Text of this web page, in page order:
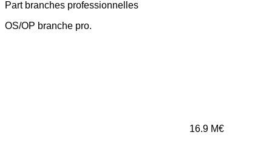
Part branches professionnelles
OS/OP branche pro.
16.9 M€